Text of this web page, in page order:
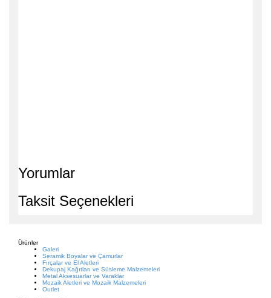
Yorumlar
Taksit Seçenekleri
Ürünler
Galeri
Seramik Boyalar ve Çamurlar
Fırçalar ve El Aletleri
Dekupaj Kağıtları ve Süsleme Malzemeleri
Metal Aksesuarlar ve Varaklar
Mozaik Aletleri ve Mozaik Malzemeleri
Outlet